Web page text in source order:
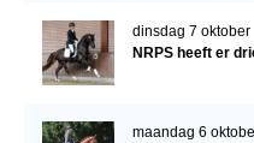
dinsdag 7 oktober
NRPS heeft er
maandag 6